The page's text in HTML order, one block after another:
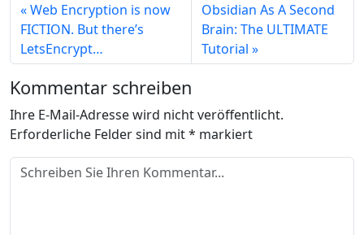
Web Encryption is now
FICTION. But there’s
LetsEncrypt…
Obsidian As A Second
Brain: The ULTIMATE
Tutorial
Kommentar schreiben
Ihre E-Mail-Adresse wird nicht veröffentlicht.
Erforderliche Felder sind mit* markiert